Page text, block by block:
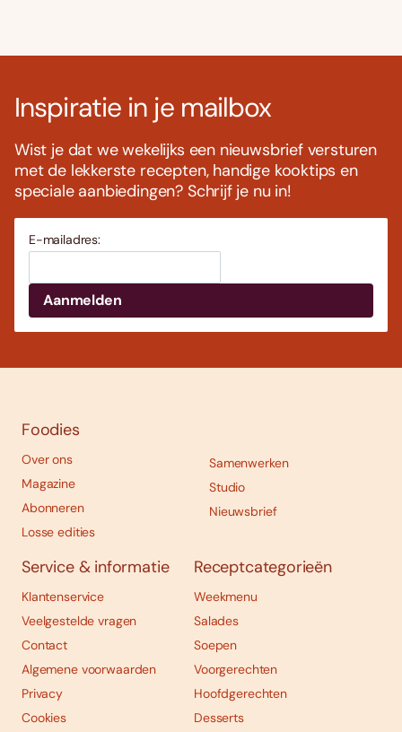
Inspiratie in je mailbox
Wist je dat we wekelijks een nieuwsbrief versturen
met de lekkerste recepten, handige kooktips en
speciale aanbiedingen? Schrijf je nu in!
E-mailadres:
Foodies
Over ons
Magazine
Abonneren
Losse edities
Samenwerken
Studio
Nieuwsbrief
Service & informatie
Klantenservice
Veelgestelde vragen
Contact
Algemene voorwaarden
Privacy
Cookies
Receptcategorieën
Weekmenu
Salades
Soepen
Voorgerechten
Hoofdgerechten
Desserts